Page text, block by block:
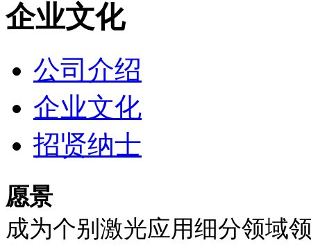
企业文化
公司介绍
企业文化
招贤纳士
愿景
成为个别激光应用细分领域